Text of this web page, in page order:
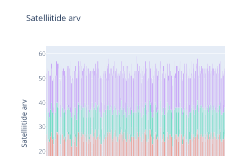
20
30
40
50
60
Satelliitide arv
Satelliitide arv